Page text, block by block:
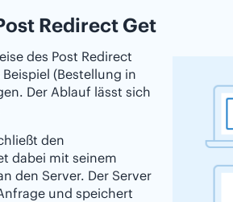
Redirect Get
des Post Redirect
(Bestellung in
Der Ablauf lässt sich
den
dabei mit seinem
den Server. Der Server
und speichert